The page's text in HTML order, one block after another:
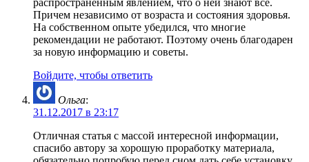
Причем независимо от возраста и состояния здоровья.
На собственном опыте убедился, что многие
рекомендации не работают. Поэтому очень благодарен
за новую информацию и советы.
Войдите, чтобы ответить
Ольга:
31.12.2017 в 23:17
Отличная статья с массой интересной информации,
спасибо автору за хорошую проработку материала,